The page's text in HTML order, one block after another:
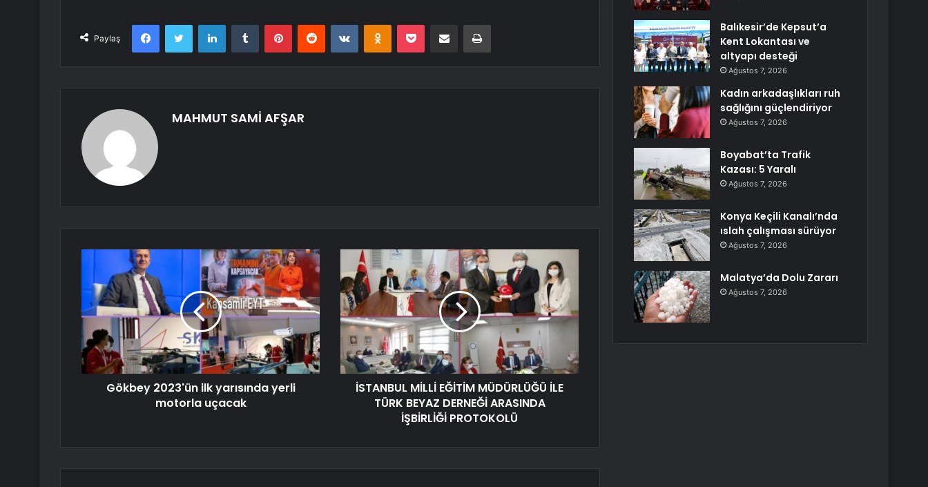
Paylaş
FacebookTwitter LinkedInTumblr PinterestReddit VKontakteOdnoklassniki
Pocket E-Posta ile paylaş Yazdır
MAHMUT SAMİ AFŞAR
Gökbey 2023'ün ilk yarısında yerli
motorla uçacak
İSTANBUL MİLLİ EĞİTİM MÜDÜRLÜĞÜ İLE
TÜRK BEYAZ DERNEĞİ ARASINDA
İŞBİRLİĞİ PROTOKOLÜ
Balıkesir’de Kepsut’a
Kent Lokantası ve
altyapı desteği
Ağustos 7, 2026
Kadın arkadaşlıkları ruh
sağlığını güçlendiriyor
Ağustos 7, 2026
Boyabat’ta Trafik
Kazası: 5 Yaralı
Ağustos 7, 2026
Konya Keçili Kanalı’nda
ıslah çalışması sürüyor
Ağustos 7, 2026
Malatya’da Dolu Zararı
Ağustos 7, 2026